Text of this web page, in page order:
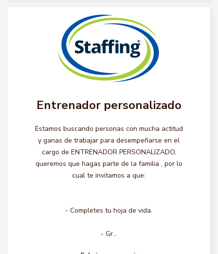
Entrenador personalizado
Estamos buscando personas con mucha actitud
y ganas de trabajar para desempeñarse en el
cargo de ENTRENADOR PERSONALIZADO,
queremos que hagas parte de la familia , por lo
cual te invitamos a que:
- Completes tu hoja de vida.
- Gr...